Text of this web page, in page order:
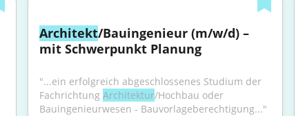
Architekt/Bauingenieur (m/w/d) –
mit Schwerpunkt Planung
"...ein erfolgreich abgeschlossenes Studium der
Fachrichtung Architektur/Hochbau oder
Bauingenieurwesen - Bauvorlageberechtigung..."